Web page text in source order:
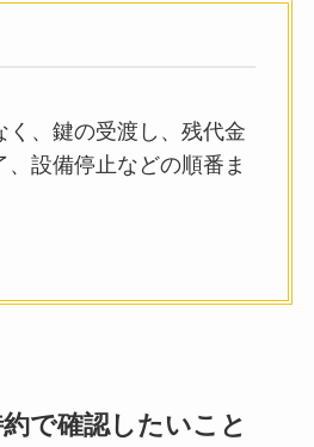
く、鍵の受渡し、残代金
設備停止などの順番ま
で確認したいこと